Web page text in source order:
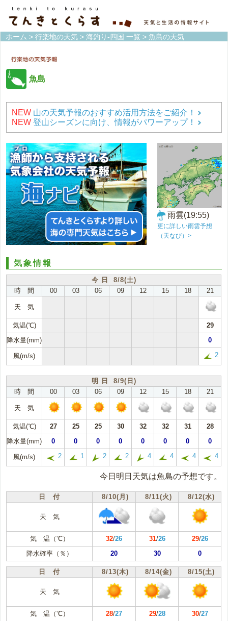
ホーム > 行楽地の天気 > 海釣り-四国 一覧 > 魚島の天気
魚島
NEW 山の天気予報のおすすめ活用方法をご紹介！
NEW 登山シーズンに向け、情報がパワーアップ！
雨雲(19:55)
更に詳しい雨雲予想
（天なび）>
気象情報
今 日 8/8(土)
時 間
00 03 06 09 12 15 18 21
天 気
気温(℃)
29
降水量(mm)
0
風(m/s) 2
明 日 8/9(日)
時 間
00 03 06 09 12 15 18 21
天 気
気温(℃) 27 25 25 30 32 32 31
28
降水量(mm)
0 0 0 0 0 0 0 0
風(m/s) 2 1 2 2 4 4 4 4
今日明日天気は魚島の予想です。
日 付 8/10(月) 8/11(火) 8/12(水)
天 気
気 温（℃） 32/26 31/26 29/26
降水確率（％）
20 30 0
日 付 8/13(木) 8/14(金) 8/15(土)
天 気
気 温（℃） 28/27 29/28 30/27